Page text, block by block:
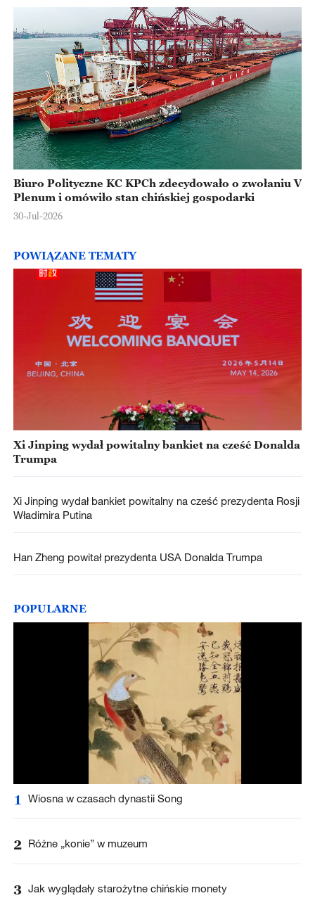
Biuro Polityczne KC KPCh zdecydowało o zwołaniu V
Plenum i omówiło stan chińskiej gospodarki
30-Jul-2026
POWIĄZANE TEMATY
Xi Jinping wydał powitalny bankiet na cześć Donalda
Trumpa
Xi Jinping wydał bankiet powitalny na cześć prezydenta Rosji
Władimira Putina
Han Zheng powitał prezydenta USA Donalda Trumpa
POPULARNE
1 Wiosna w czasach dynastii Song
2 Różne „konie” w muzeum
3 Jak wyglądały starożytne chińskie monety